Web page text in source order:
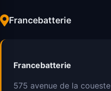
Francebatterie
Francebatterie
575 avenue de la coueste